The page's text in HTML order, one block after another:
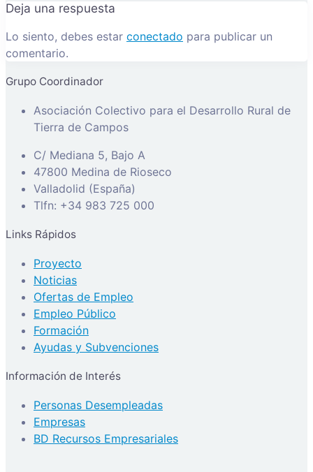
Deja una respuesta
Lo siento, debes estar conectado para publicar un
comentario.
Grupo Coordinador
Asociación Colectivo para el Desarrollo Rural de
Tierra de Campos
C/ Mediana 5, Bajo A
47800 Medina de Rioseco
Valladolid (España)
Tlfn: +34 983 725 000
Links Rápidos
Proyecto
Noticias
Ofertas de Empleo
Empleo Público
Formación
Ayudas y Subvenciones
Información de Interés
Personas Desempleadas
Empresas
BD Recursos Empresariales